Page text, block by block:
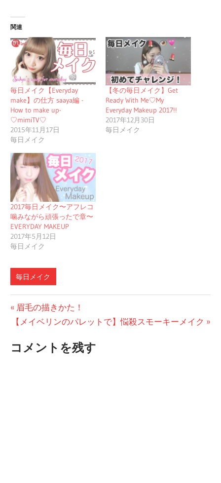
関連
毎日メイク【Everyday
make】の仕方 saaya編 -
How to make up-
♡mimiTV♡
2015年11月17日
毎日メイク
【冬の毎日メイク】Get
Ready With Me♡My
Everyday Makeup 2017!!
2017年12月30日
毎日メイク
2017毎日メイク〜アフレコ
噛みながら頑張ったで章〜
EVERYDAY MAKEUP
2017年5月12日
毎日メイク
毎日メイク
投
稿
ナ
前
の
稿:
眉毛の描きかた！
次
投
【メイベリンのパレットで】悩殺スモーキーメイク
コメントを残す